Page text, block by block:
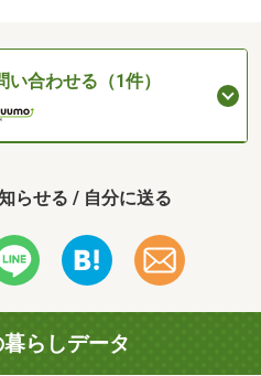
合わせる（1件）
らせる / 自分に送る
らしデータ